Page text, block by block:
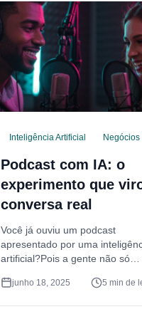
Inteligência Artificial Negócios
Podcast com IA: o
experimento que
conversa real
Você já ouviu um podcast
apresentado por uma
artificial?Pois a gente não só
curioso? Em certo momento,
junho 18, 2025 5 min de